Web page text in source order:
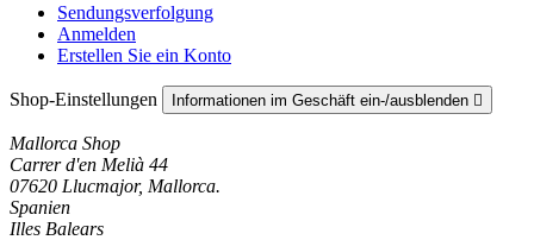
Sendungsverfolgung
Anmelden
Erstellen Sie ein Konto
Shop-Einstellungen Informationen im Geschäft ein-/ausblenden 
Mallorca Shop
Carrer d'en Melià 44
07620 Llucmajor, Mallorca.
Spanien
Illes Balears